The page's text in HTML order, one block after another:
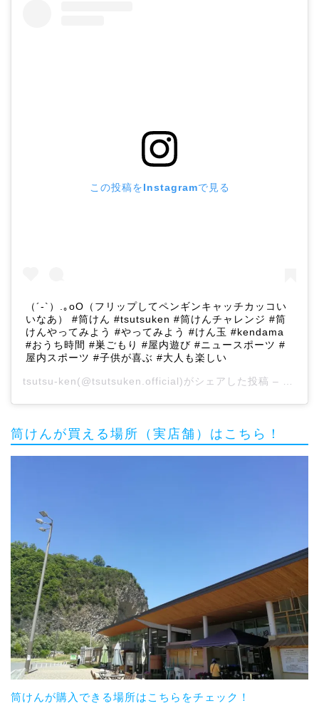
この投稿をInstagramで見る
（´-`）.｡oO（フリップしてペンギンキャッチカッコい
いなあ） #筒けん #tsutsuken #筒けんチャレンジ #筒
けんやってみよう #やってみよう #けん玉 #kendama
#おうち時間 #巣ごもり #屋内遊び #ニュースポーツ #
屋内スポーツ #子供が喜ぶ #大人も楽しい
tsutsu-ken(@tsutsuken.official)がシェアした投稿 –
筒けんが買える場所（実店舗）はこちら！
筒けんが購入できる場所はこちらをチェック！